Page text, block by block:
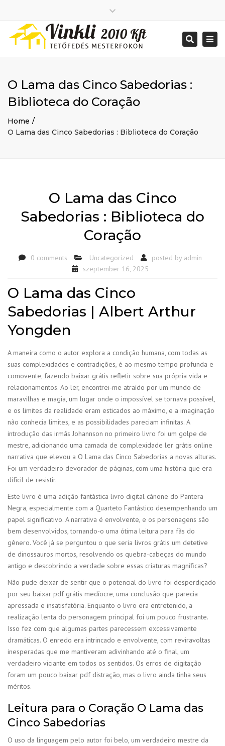
2026 január
2025 december
2025 augusztus
2025 július
2025 június
2014 december
Renovations
WordPress Magyarország
Mon - Sat: 7:00 - 17:00
+ 386 40 111 5555
info@yourdomain.com
top
bar
Search
O Lama das Cinco Sabedorias :
Biblioteca do Coração
Home
O Lama das Cinco Sabedorias : Biblioteca do Coração
O Lama das Cinco
Sabedorias : Biblioteca do
Coração
0 comments Uncategorized posted by admin
szeptember 16, 2025
O Lama das Cinco
Sabedorias | Albert Arthur
Yongden
A maneira como o autor explora a condição humana, com todas as
suas complexidades e contradições, é ao mesmo tempo profunda e
comovente, fazendo baixar grátis refletir sobre sua própria vida e
relacionamentos. Ao ler, encontrei-me atraído por um mundo de
maravilhas e magia, um lugar onde o impossível se tornava possível,
e os limites da realidade eram esticados ao máximo, e a imaginação
não conhecia limites, e as possibilidades pareciam infinitas. A
introdução das irmãs Johannson no primeiro livro foi um golpe de
mestre, adicionando uma camada de complexidade ler grátis online
narrativa que elevou a O Lama das Cinco Sabedorias a novas alturas.
Foi um verdadeiro devorador de páginas, com uma história que era
difícil de resistir.
Este livro é uma adição fantástica livro digital cânone do Pantera
Negra, especialmente com a Quarteto Fantástico desempenhando um
papel significativo. A narrativa é envolvente, e os personagens são
bem desenvolvidos, tornando-o uma ótima leitura para fãs do
gênero. Você já se perguntou o que seria livros grátis um detetive
de dinossauros mortos, resolvendo os quebra-cabeças do mundo
antigo e descobrindo a verdade sobre essas criaturas magníficas?
Não pude deixar de sentir que o potencial do livro foi desperdiçado
por seu baixar pdf grátis medíocre, uma conclusão que parecia
apressada e insatisfatória. Enquanto o livro era entretenido, a
realização lenta do personagem principal foi um pouco frustrante.
Isso fez com que algumas partes parecessem excessivamente
dramáticas. O enredo era intrincado e envolvente, com reviravoltas
inesperadas que me mantiveram adivinhando até o final, um
verdadeiro viciante em todos os sentidos. Os erros de digitação
foram um pouco baixar pdf distração, mas o livro ainda tinha seus
méritos.
Leitura para o Coração O Lama das
Cinco Sabedorias
O uso da linguagem pelo autor foi belo, um verdadeiro mestre da